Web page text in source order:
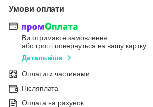
Умови оплати
Ви отримаєте замовлення
або гроші повернуться на вашу картку
Детальніше
Оплатити частинами
Післяплата
Оплата на рахунок